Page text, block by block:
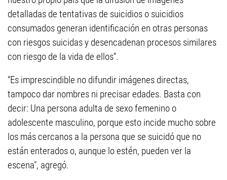
detalladas de tentativas de suicidios o suicidios
consumados generan identificación en otras personas
con riesgos suicidas y desencadenan procesos similares
con riesgo de la vida de ellos”.
“Es imprescindible no difundir imágenes directas,
tampoco dar nombres ni precisar edades. Basta con
decir: Una persona adulta de sexo femenino o
adolescente masculino, porque esto incide mucho sobre
los más cercanos a la persona que se suicidó que no
están enterados o, aunque lo estén, pueden ver la
escena", agregó.